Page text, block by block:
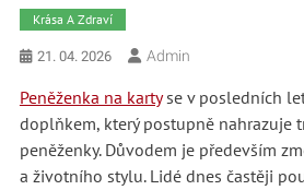
Krása A Zdraví
21. 04. 2026 Admin
Peněženka na kartyse v posledních
doplňkem, který postupně nahrazuje
peněženky. Důvodem je především
a životního stylu. Lidé dnes častěji